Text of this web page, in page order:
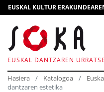
EUSKAL KULTUR
EUSKAL DANTZAREN
Hasiera Katalogoa
dantzaren estetika